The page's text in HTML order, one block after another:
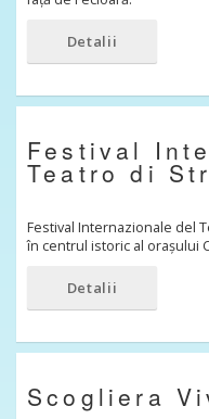
Detalii
Festival
Teatro di
Festival Internazionale del
în centrul istoric al orașului
Detalii
Scogliera